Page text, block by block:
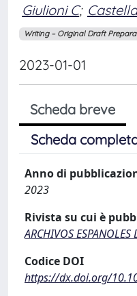
Giulioni C;
Writing – Original Draft
2023-01-01
Scheda breve
Scheda
Anno di
2023
Rivista su cui è
ARCHIVOS
Codice DOI
https://dx.doi.org/